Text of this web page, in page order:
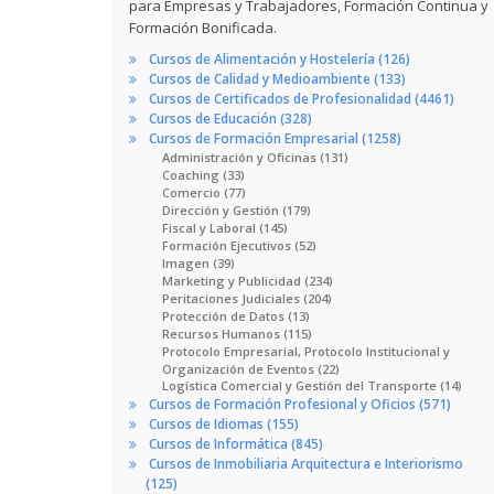
para Empresas y Trabajadores, Formación Continua y
Formación Bonificada.
Cursos de Alimentación y Hostelería (126)
Cursos de Calidad y Medioambiente (133)
Cursos de Certificados de Profesionalidad (4461)
Cursos de Educación (328)
Cursos de Formación Empresarial (1258)
Administración y Oficinas (131)
Coaching (33)
Comercio (77)
Dirección y Gestión (179)
Fiscal y Laboral (145)
Formación Ejecutivos (52)
Imagen (39)
Marketing y Publicidad (234)
Peritaciones Judiciales (204)
Protección de Datos (13)
Recursos Humanos (115)
Protocolo Empresarial, Protocolo Institucional y
Organización de Eventos (22)
Logística Comercial y Gestión del Transporte (14)
Cursos de Formación Profesional y Oficios (571)
Cursos de Idiomas (155)
Cursos de Informática (845)
Cursos de Inmobiliaria Arquitectura e Interiorismo
(125)